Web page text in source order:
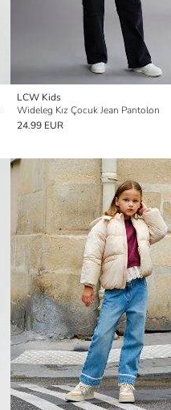
LCW Kids
Wideleg Kız Çocuk Jean Pantolon
24.99 EUR